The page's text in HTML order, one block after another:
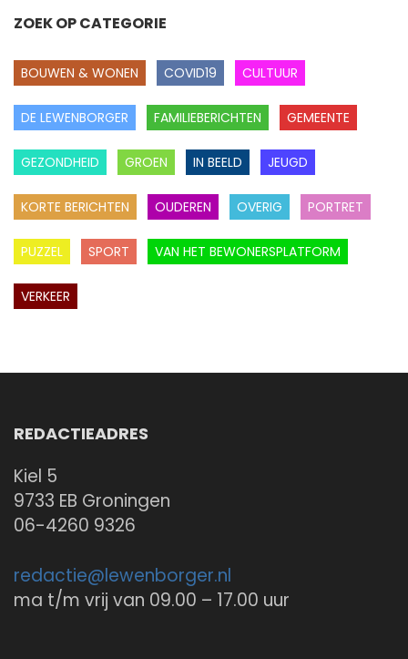
ZOEK OP CATEGORIE
BOUWEN & WONEN COVID19 CULTUUR
DE LEWENBORGER FAMILIEBERICHTEN GEMEENTE
GEZONDHEID GROEN IN BEELD JEUGD
KORTE BERICHTEN OUDEREN OVERIG PORTRET
PUZZEL SPORT VAN HET BEWONERSPLATFORM
VERKEER
REDACTIEADRES
Kiel 5
9733 EB Groningen
06-4260 9326
redactie@lewenborger.nl
ma t/m vrij van 09.00 – 17.00 uur